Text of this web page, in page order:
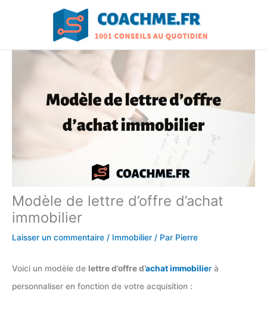
Modèle de lettre d’offre d’achat
immobilier
Laisser un commentaire / Immobilier / Par Pierre
Voici un modèle de lettre d’offre d’achatimmobilier à
personnaliser en fonction de votre acquisition :